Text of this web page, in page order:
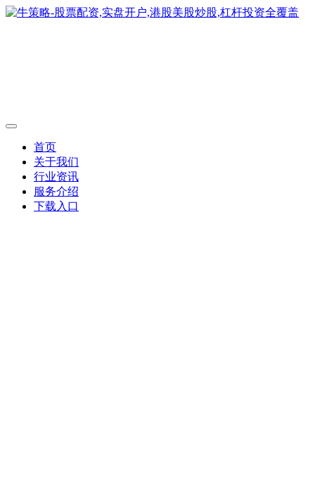
首页
关于我们
行业资讯
服务介绍
下载入口